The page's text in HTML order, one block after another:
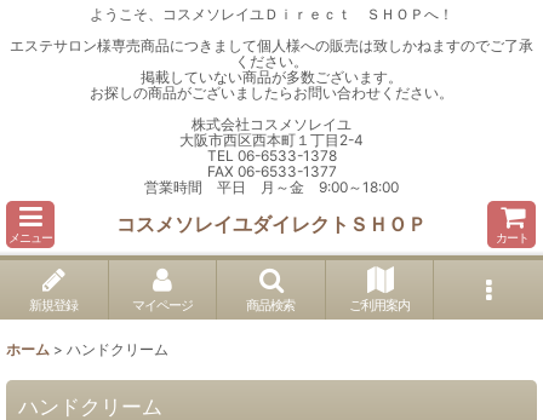
ようこそ、コスメソレイユＤｉｒｅｃｔ ＳＨＯＰへ！
エステサロン様専売商品につきまして個人様への販売は致しかねますのでご了承
ください。
掲載していない商品が多数ございます。
お探しの商品がございましたらお問い合わせください。
株式会社コスメソレイユ
大阪市西区西本町１丁目2-4
TEL 06-6533-1378
FAX 06-6533-1377
営業時間 平日 月～金 9:00～18:00
メニュー
コスメソレイユダイレクトＳＨＯＰ
カート
新規登録 マイページ 商品検索 ご利用案内
ホーム > ハンドクリーム
ハンドクリーム